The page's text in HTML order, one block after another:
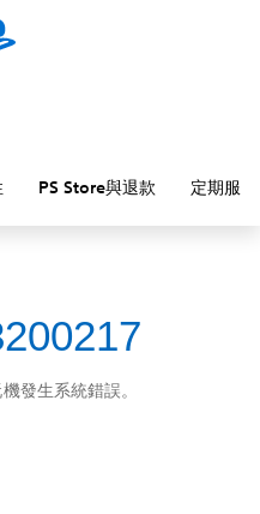
PS Store與退款 定期服務
發生系統錯誤。